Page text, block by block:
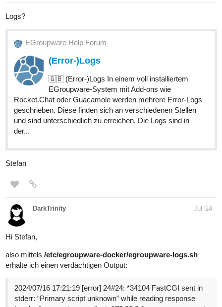
Logs?
EGroupware Help Forum
(Error-)Logs
🇬🇧 (Error-)Logs In einem voll installiertem
EGroupware-System mit Add-ons wie
Rocket.Chat oder Guacamole werden mehrere Error-Logs
geschrieben. Diese finden sich an verschiedenen Stellen
und sind unterschiedlich zu erreichen. Die Logs sind in
der...
Stefan
DarkTrinity Jul '24
Hi Stefan,
also mittels /etc/egroupware-docker/egroupware-logs.sh
erhalte ich einen verdächtigen Output:
2024/07/16 17:21:19 [error] 24#24: *34104 FastCGI sent in
stderr: “Primary script unknown” while reading response